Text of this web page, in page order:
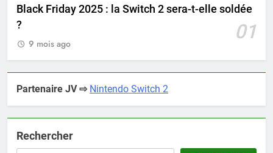
Black Friday 2025 : la Switch 2 sera-t-elle soldée
?
01
9 mois ago
Partenaire JV ⇨ Nintendo Switch 2
Rechercher